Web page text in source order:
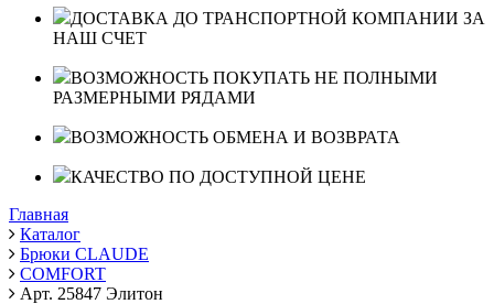
ДОСТАВКА ДО ТРАНСПОРТНОЙ КОМПАНИИ ЗА
НАШ СЧЕТ
ВОЗМОЖНОСТЬ ПОКУПАТЬ НЕ ПОЛНЫМИ
РАЗМЕРНЫМИ РЯДАМИ
ВОЗМОЖНОСТЬ ОБМЕНА И ВОЗВРАТА
КАЧЕСТВО ПО ДОСТУПНОЙ ЦЕНЕ
Главная
Каталог
Брюки CLAUDE
COMFORT
Арт. 25847 Элитон